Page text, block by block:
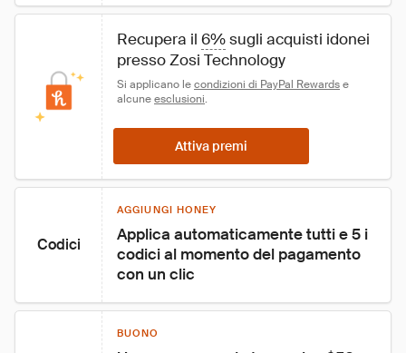
Recupera il 6% sugli acquisti idonei
presso Zosi Technology
Si applicano le condizioni di PayPal Rewards e
alcune esclusioni.
Attiva premi
Codici
AGGIUNGI HONEY
Applica automaticamente tutti e 5 i
codici al momento del pagamento
con un clic
BUONO